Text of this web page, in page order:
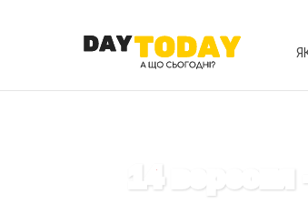
14 вересня